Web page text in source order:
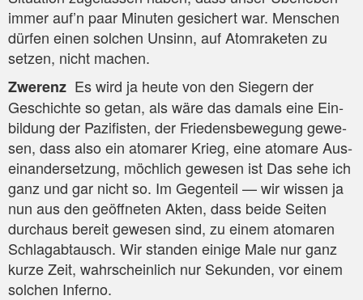
immer auf’n paar Minu­ten gesi­chert war. Men­schen
dür­fen einen sol­chen Unsinn, auf Atom­ra­ke­ten zu
set­zen, nicht machen.
Zwe­renz Es wird ja heu­te von den Sie­gern der
Geschich­te so getan, als wäre das damals eine Ein­
bil­dung der Pazi­fis­ten, der Frie­dens­be­we­gung gewe­
sen, dass also ein ato­ma­rer Krieg, eine ato­ma­re Aus­
ein­an­der­set­zung, möch­lich gewe­sen ist Das sehe ich
ganz und gar nicht so. Im Gegen­teil — wir wis­sen ja
nun aus den geöff­ne­ten Akten, dass bei­de Sei­ten
durch­aus bereit gewe­sen sind, zu einem ato­ma­ren
Schlag­ab­tausch. Wir stan­den eini­ge Male nur ganz
kur­ze Zeit, wahr­schein­lich nur Sekun­den, vor einem
sol­chen Inferno.